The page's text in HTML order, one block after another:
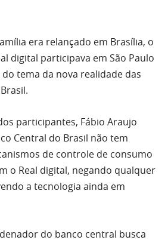
era relançado em Brasília, o
digital participava em São Paulo
tema da nova realidade das
participantes, Fábio Araujo
Central do Brasil não tem
de controle de consumo
o Real digital, negando qualquer
a tecnologia ainda em
do banco central busca